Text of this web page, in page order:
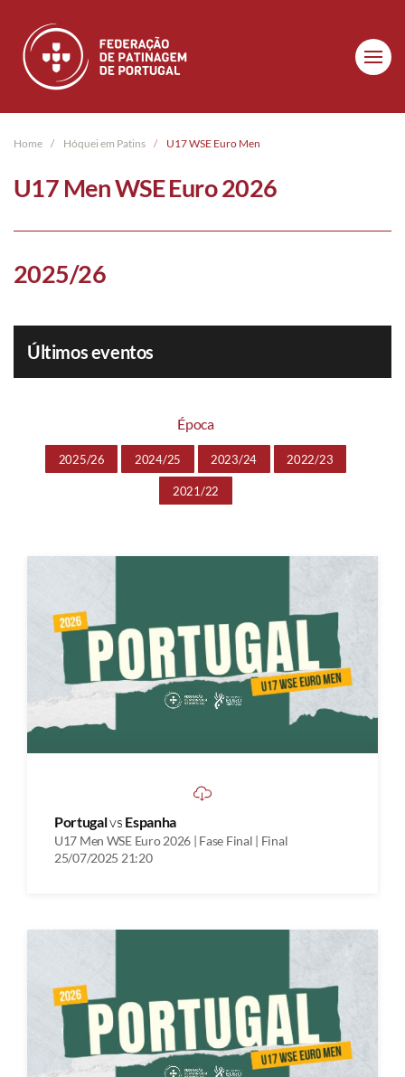
Skip to main content
Home Hóquei em Patins U17 WSE Euro Men
U17 Men WSE Euro 2026
2025/26
Últimos eventos
Época
2025/26 2024/25 2023/24 2022/23
2021/22
Portugalvs Espanha
U17 Men WSE Euro 2026 | Fase Final | Final
25/07/2025 21:20